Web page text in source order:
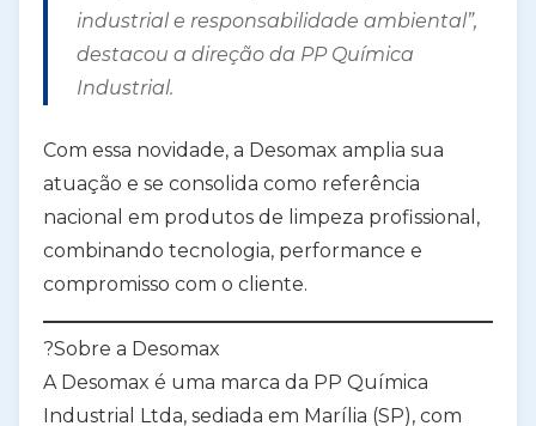
industrial e responsabilidade ambiental”,
destacou a direção da PP Química
Industrial.
Com essa novidade, a Desomax amplia sua
atuação e se consolida como referência
nacional em produtos de limpeza profissional ,
combinando tecnologia, performance e
compromisso com o cliente.
?Sobre a Desomax
A Desomax é uma marca da PP Química
Industrial Ltda, sediada em Marília (SP), com